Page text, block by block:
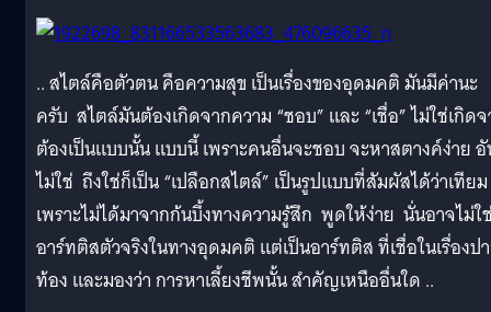
.. สไตล์คือตัวตน คือความสุข เป็นเรื่องของอุดมคติ มันมีค่านะ
ครับ สไตล์มันต้องเกิดจากความ “ชอบ” และ “เชื่อ” ไม่ใช่เกิด
ต้องเป็นแบบนั้น แบบนี้ เพราะคนอื่นจะชอบ จะหาสตางค์ง่าย
ไม่ใช่ ถึงใช่ก็เป็น “เปลือกสไตล์” เป็นรูปแบบที่สัมผัสได้ว่าเทียม
เพราะไม่ได้มาจากก้นบึ้งทางความรู้สึก พูดให้ง่าย นั่นอาจไม่ใ
อาร์ทติสตัวจริงในทางอุดมคติ แต่เป็นอาร์ทติส ที่เชื่อในเรื่องป
ท้อง และมองว่า การหาเลี้ยงชีพนั้น สำคัญเหนืออื่นใด ..